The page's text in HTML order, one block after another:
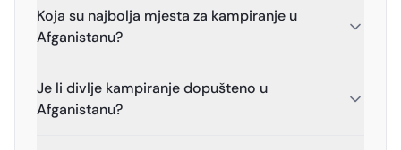
Koja su najbolja mjesta za kampiranje u
Afganistanu?
Je li divlje kampiranje dopušteno u
Afganistanu?